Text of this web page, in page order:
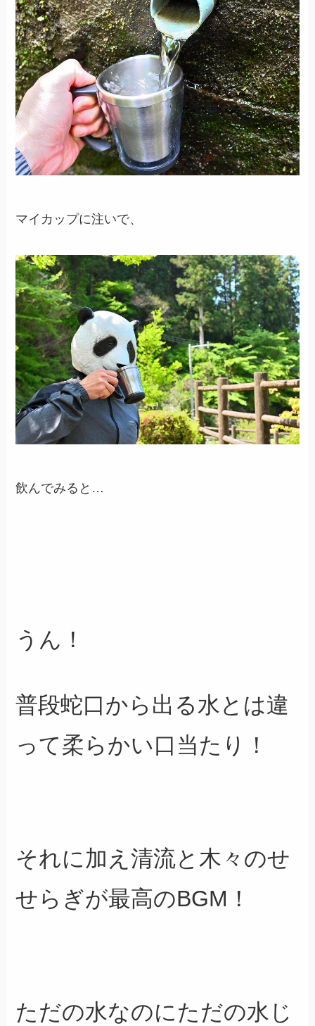
マイカップに注いで、
飲んでみると…
うん！
普段蛇口から出る水とは違
って柔らかい口当たり！
それに加え清流と木々のせ
せらぎが最高のBGM！
ただの水なのにただの水じ